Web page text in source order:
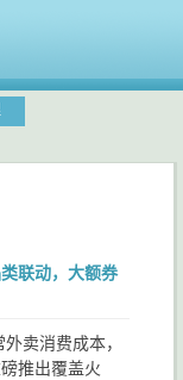
联动，大额券
卖消费成本，
推出覆盖火